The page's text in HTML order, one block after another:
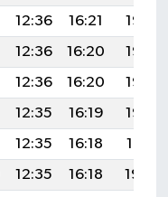
12:36 16:21
19:26
12:36 16:20
19:25
12:36 16:20
19:23
12:35 16:19
19:22
12:35 16:18
19:21
12:35 16:18
19:20